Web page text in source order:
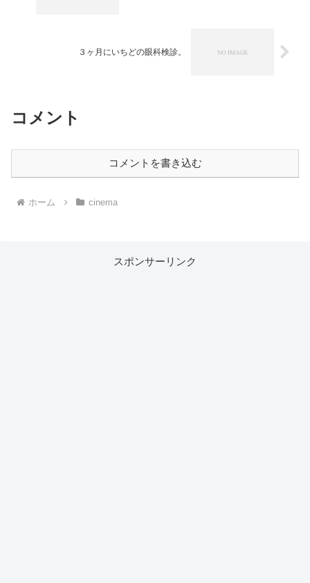
３ヶ月にいちどの眼科検診。
コメント
コメントを書き込む
ホーム cinema
スポンサーリンク